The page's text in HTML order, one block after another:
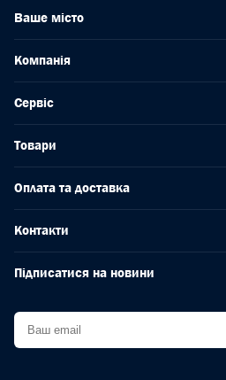
Ваше місто
Компанія
Сервіс
Товари
Оплата та доставка
Контакти
Підписатися на новини